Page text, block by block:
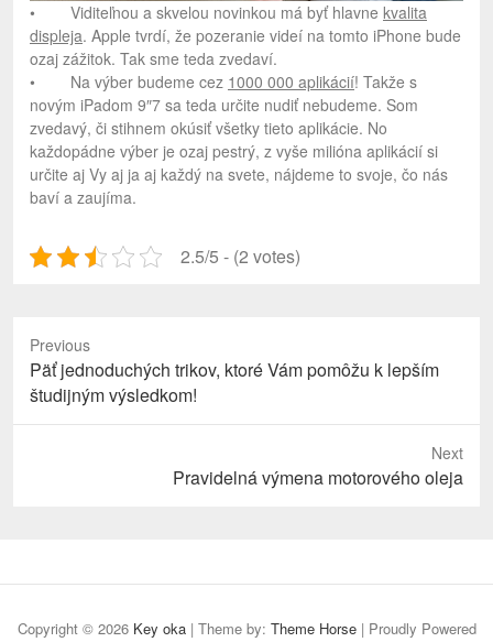
• Viditeľnou a skvelou novinkou má byť hlavne kvalita
displeja. Apple tvrdí, že pozeranie videí na tomto iPhone bude
ozaj zážitok. Tak sme teda zvedaví.
• Na výber budeme cez 1000 000 aplikácií! Takže s
novým iPadom 9″7 sa teda určite nudiť nebudeme. Som
zvedavý, či stihnem okúsiť všetky tieto aplikácie. No
každopádne výber je ozaj pestrý, z vyše milióna aplikácií si
určite aj Vy aj ja aj každý na svete, nájdeme to svoje, čo nás
baví a zaujíma.
2.5/5 - (2 votes)
Previous
Previous
post:
Päť jednoduchých trikov, ktoré Vám pomôžu k lepším
študijným výsledkom!
Next
Pravidelná výmena motorového oleja
Copyright © 2026 Key oka| Theme by: Theme Horse| Proudly Powered